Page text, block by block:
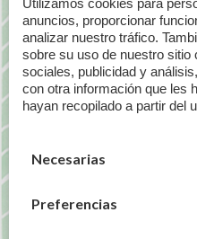
Las dosis en
rondar las 1000UI
Bebés, embarazo
prescripción
Igualmente
pacientes con
pacientes con
Utilizamos cookies para
anuncios, proporcionar
analizar nuestro tráfico.
sobre su uso de nuestro
sociales, publicidad y
con otra información que les
hayan recopilado a partir del
Necesarias
Preferencias